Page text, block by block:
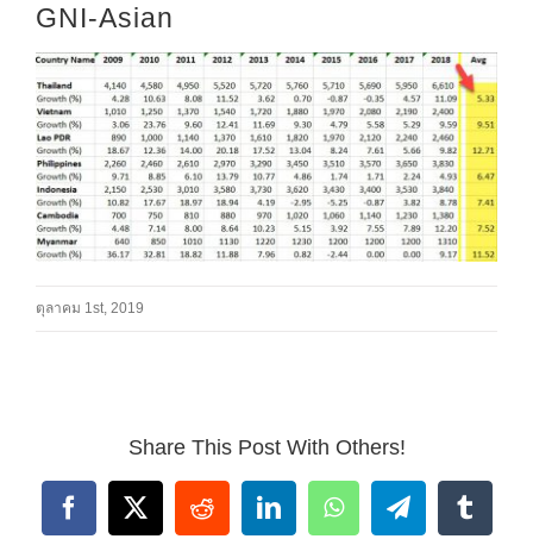
GNI-Asian
ตุลาคม 1st, 2019
Share This Post With Others!
Facebook
X RedditLinkedInWhatsAppTelegramTumblr